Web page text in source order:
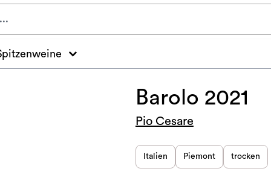
Barolo 2021
Pio Cesare
Italien Piemont trocken